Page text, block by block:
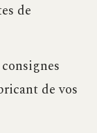
de
de vos